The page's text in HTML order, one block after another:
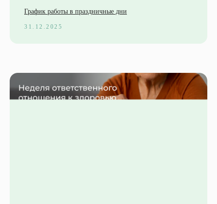
График работы в праздничные дни
31.12.2025